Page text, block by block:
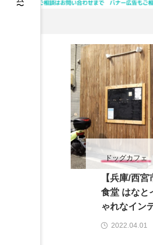
や施設をご掲載しませんか？【お問合せ】よりご相
ドッグカフェ
【兵庫/西
食堂 はなと
ゃれなイン
い雰囲気が
2022.04.01